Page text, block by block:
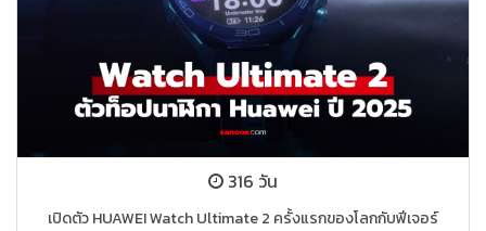
316 วัน
เปิดตัว HUAWEI Watch Ultimate 2 ครั้งแรกของโลกกับฟีเจอร์